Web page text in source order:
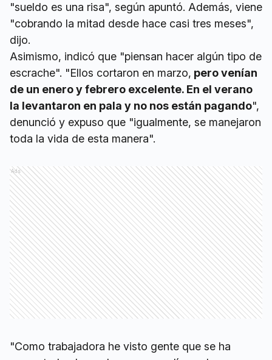
"sueldo es una risa", según apuntó. Además, viene
"cobrando la mitad desde hace casi tres meses",
dijo.
Asimismo, indicó que "piensan hacer algún tipo de
escrache". "Ellos cortaron en marzo, pero venían
de un enero y febrero excelente. En el verano
la levantaron en pala y no nos están pagando",
denunció y expuso que "igualmente, se manejaron
toda la vida de esta manera".
Ads
"Como trabajadora he visto gente que se ha